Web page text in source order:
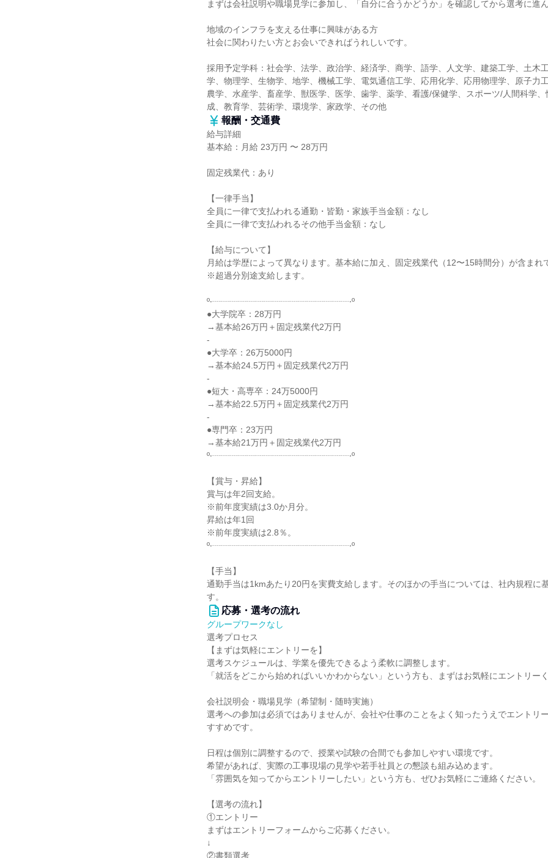
まずは会社説明や職場見学に参加し、「自分に合うかどうか」を確認してから選考に進ん
地域のインフラを支える仕事に興味がある方
社会に関わりたい方とお会いできればうれしいです。
採用予定学科：社会学、法学、政治学、経済学、商学、語学、人文学、建築工学、土木
学、物理学、生物学、地学、機械工学、電気通信工学、応用化学、応用物理学、原子力工
農学、水産学、畜産学、獣医学、医学、歯学、薬学、看護/保健学、スポーツ/人間科学、
成、教育学、芸術学、環境学、家政学、その他
報酬・交通費
給与詳細
基本給：月給 23万円 〜 28万円
固定残業代：あり
【一律手当】
全員に一律で支払われる通勤・皆勤・家族手当金額：なし
全員に一律で支払われるその他手当金額：なし
【給与について】
月給は学歴によって異なります。基本給に加え、固定残業代（12〜15時間分）が含まれ
※超過分別途支給します。
º‧┈┈┈┈┈┈┈┈┈┈┈┈┈┈┈┈‧º
●大学院卒：28万円
→基本給26万円＋固定残業代2万円
-
●大学卒：26万5000円
→基本給24.5万円＋固定残業代2万円
-
●短大・高専卒：24万5000円
→基本給22.5万円＋固定残業代2万円
-
●専門卒：23万円
→基本給21万円＋固定残業代2万円
º‧┈┈┈┈┈┈┈┈┈┈┈┈┈┈┈┈‧º
【賞与・昇給】
賞与は年2回支給。
※前年度実績は3.0か月分。
昇給は年1回
※前年度実績は2.8％。
º‧┈┈┈┈┈┈┈┈┈┈┈┈┈┈┈┈‧º
【手当】
通勤手当は1kmあたり20円を実費支給します。そのほかの手当については、社内規程に
す。
応募・選考の流れ
グループワークなし
選考プロセス
【まずは気軽にエントリーを】
選考スケジュールは、学業を優先できるよう柔軟に調整します。
「就活をどこから始めればいいかわからない」という方も、まずはお気軽にエントリーく
会社説明会・職場見学（希望制・随時実施）
選考への参加は必須ではありませんが、会社や仕事のことをよく知ったうえでエントリ
すすめです。
日程は個別に調整するので、授業や試験の合間でも参加しやすい環境です。
希望があれば、実際の工事現場の見学や若手社員との懇談も組み込めます。
「雰囲気を知ってからエントリーしたい」という方も、ぜひお気軽にご連絡ください。
【選考の流れ】
①エントリー
まずはエントリーフォームからご応募ください。
↓
②書類選考